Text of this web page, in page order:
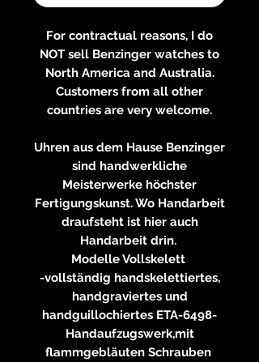
For contractual reasons, I do
NOT sell Benzinger watches to
North America and Australia.
Customers from all other
countries are very welcome.
Uhren aus dem Hause Benzinger
sind handwerkliche
Meisterwerke höchster
Fertigungskunst. Wo Handarbeit
draufsteht ist hier auch
Handarbeit drin.
Modelle Vollskelett
-vollständig handskelettiertes,
handgraviertes und
handguillochiertes ETA-6498-
Handaufzugswerk,mit
flammgebläuten Schrauben